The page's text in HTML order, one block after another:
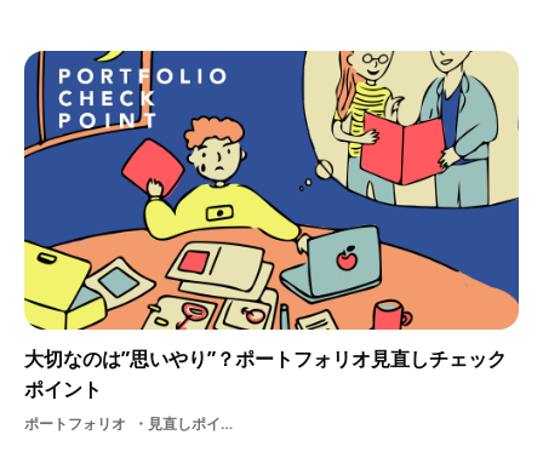
大切なのは”思いやり”？ポートフォリオ見直しチェック
ポイント
ポートフォリオ 見直しポイント制作クリエイター支援人事選考